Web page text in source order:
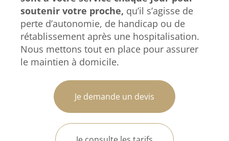
soutenir votre proche, qu’il s’agisse de
perte d’autonomie, de handicap ou de
rétablissement après une hospitalisation.
Nous mettons tout en place pour assurer
le maintien à domicile.
Je demande un devis